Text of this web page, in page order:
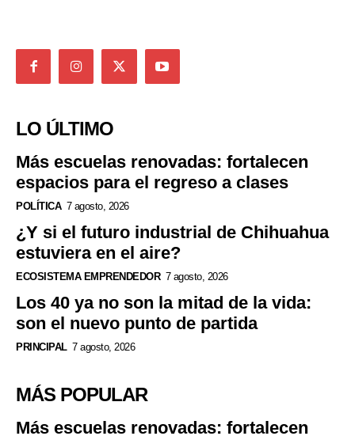
LO ÚLTIMO
Más escuelas renovadas: fortalecen
espacios para el regreso a clases
POLÍTICA 7 agosto, 2026
¿Y si el futuro industrial de Chihuahua
estuviera en el aire?
ECOSISTEMA EMPRENDEDOR 7 agosto, 2026
Los 40 ya no son la mitad de la vida:
son el nuevo punto de partida
PRINCIPAL 7 agosto, 2026
MÁS POPULAR
Más escuelas renovadas: fortalecen